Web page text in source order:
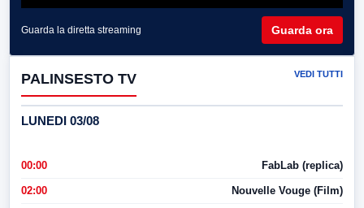
Guarda la diretta streaming Guarda ora
PALINSESTO TV VEDI TUTTI
LUNEDI 03/08
00:00 FabLab (replica)
02:00 Nouvelle Vouge (Film)